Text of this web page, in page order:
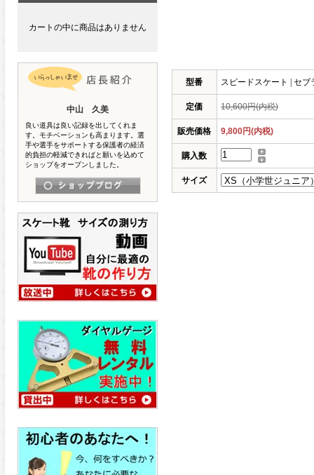
カートの中に商品はありません
中山 久美
良い道具は良い記録を出してくれま
す。モチベーションも高まります。選
手や選手をサポートする保護者の経済
的負担の軽減できればと願いを込めて
ショップをオープンしました。
型番 スピードスケート | セブ
定価 10,600円(内税)
販売価格 9,800円(内税)
購入数
サイズ